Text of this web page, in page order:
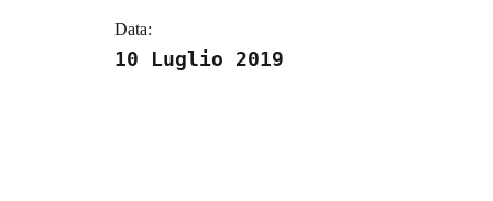
Data:
10 Luglio 2019